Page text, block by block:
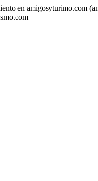
en amigosyturimo.com